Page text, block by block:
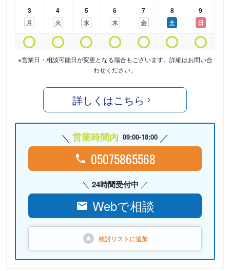
3
月
4
火
5
水
6
木
7
金
8
土
9
日
※営業日・相談可能日が変更となる場合もございます。詳細はお問い合
わせください。
詳しくはこちら
営業時間内 09:00-18:00
05075865568
24時間受付中
Webで相談
検討リストに追加